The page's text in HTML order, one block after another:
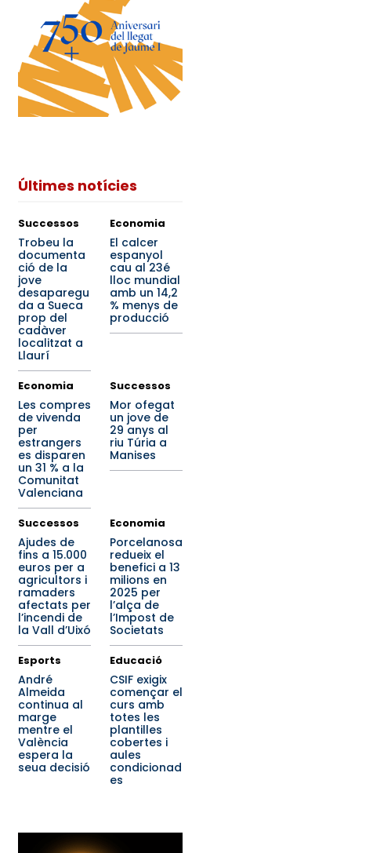
Últimes notícies
Successos
Trobeu la
documenta
ció de la
jove
desaparegu
da a Sueca
prop del
cadàver
localitzat a
Llaurí
Economia
El calcer
espanyol
cau al 23é
lloc mundial
amb un 14,2
% menys de
producció
Economia
Les compres
de vivenda
per
estrangers
es disparen
un 31 % a la
Comunitat
Valenciana
Successos
Mor ofegat
un jove de
29 anys al
riu Túria a
Manises
Successos
Ajudes de
fins a 15.000
euros per a
agricultors i
ramaders
afectats per
l’incendi de
la Vall d’Uixó
Economia
Porcelanosa
redueix el
benefici a 13
milions en
2025 per
l’alça de
l’Impost de
Societats
Esports
André
Almeida
continua al
marge
mentre el
València
espera la
seua decisió
Educació
CSIF exigix
començar el
curs amb
totes les
plantilles
cobertes i
aules
condicionad
es